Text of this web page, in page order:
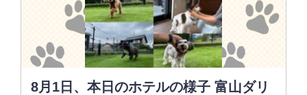
8月1日、本日のホテルの様子 富山ダリ